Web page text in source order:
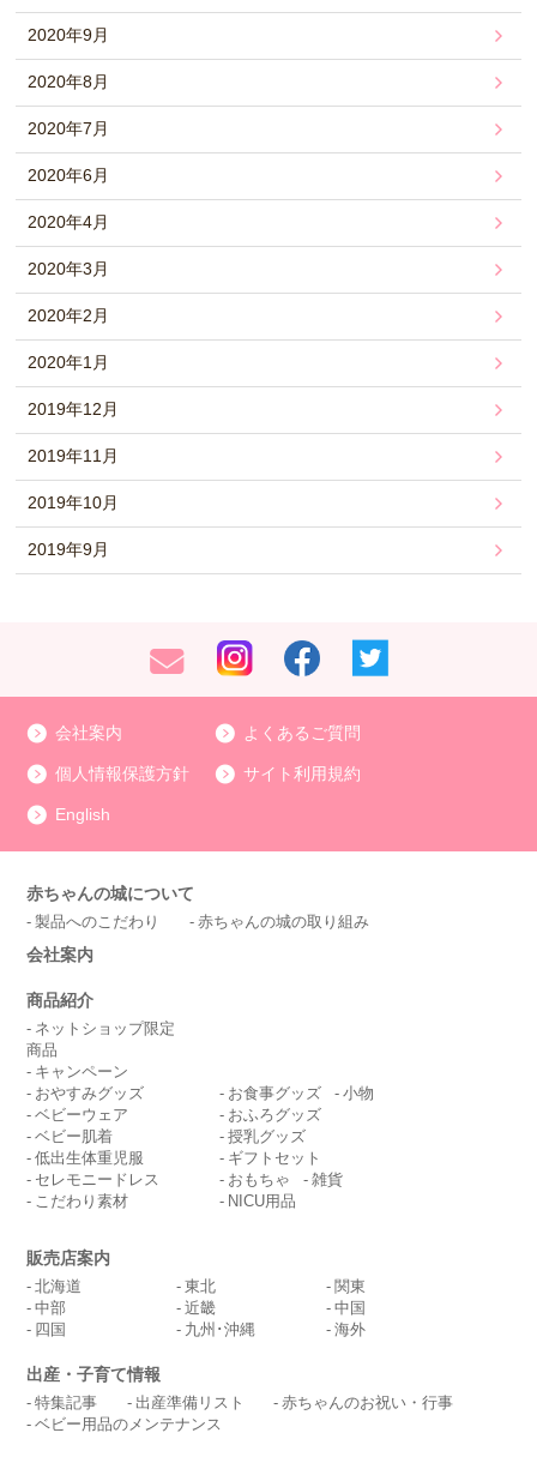
2020年9月
2020年8月
2020年7月
2020年6月
2020年4月
2020年3月
2020年2月
2020年1月
2019年12月
2019年11月
2019年10月
2019年9月
会社案内 よくあるご質問
個人情報保護方針 サイト利用規約
English
赤ちゃんの城について
製品へのこだわり 赤ちゃんの城の取り組み
会社案内
商品紹介
ネットショップ限定
商品
キャンペーン
おやすみグッズ
ベビーウェア
ベビー肌着
低出生体重児服
セレモニードレス
こだわり素材
お食事グッズ
小物
おふろグッズ
授乳グッズ
ギフトセット
おもちゃ
雑貨
NICU用品
販売店案内
北海道 東北
関東
中部
近畿
中国
四国
九州･沖縄 海外
出産・子育て情報
特集記事 出産準備リスト
赤ちゃんのお祝い・行事
ベビー用品のメンテナンス